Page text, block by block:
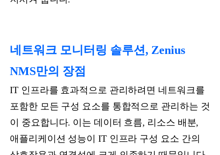
네트워크 모니터링 솔루션, Zenius
NMS만의 장점
IT 인프라를 효과적으로 관리하려면 네트워크를
포함한 모든 구성 요소를 통합적으로 관리하는 것
이 중요합니다. 이는 데이터 흐름, 리소스 배분,
애플리케이션 성능이 IT 인프라 구성 요소 간의